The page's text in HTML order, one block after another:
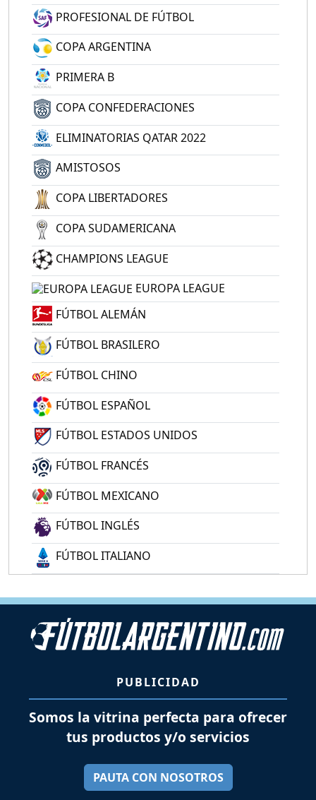
PROFESIONAL DE FÚTBOL
COPA ARGENTINA
PRIMERA B
COPA CONFEDERACIONES
ELIMINATORIAS QATAR 2022
AMISTOSOS
COPA LIBERTADORES
COPA SUDAMERICANA
CHAMPIONS LEAGUE
EUROPA LEAGUE
FÚTBOL ALEMÁN
FÚTBOL BRASILERO
FÚTBOL CHINO
FÚTBOL ESPAÑOL
FÚTBOL ESTADOS UNIDOS
FÚTBOL FRANCÉS
FÚTBOL MEXICANO
FÚTBOL INGLÉS
FÚTBOL ITALIANO
PUBLICIDAD
Somos la vitrina perfecta para ofrecer
tus productos y/o servicios
PAUTA CON NOSOTROS